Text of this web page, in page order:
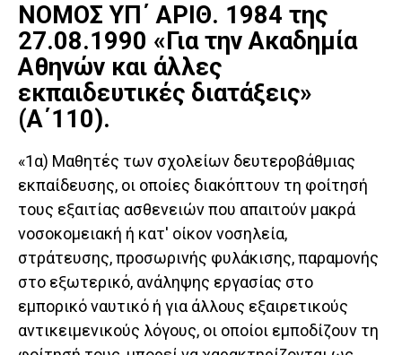
ΝΟΜΟΣ ΥΠ΄ ΑΡΙΘ. 1984 της
27.08.1990 «Για την Ακαδημία
Αθηνών και άλλες
εκπαιδευτικές διατάξεις»
(Α΄110).
«1α) Μαθητές των σχολείων δευτεροβάθμιας
εκπαίδευσης, οι οποίες διακόπτουν τη φοίτησή
τους εξαιτίας ασθενειών που απαιτούν μακρά
νοσοκομειακή ή κατ' οίκον νοσηλεία,
στράτευσης, προσωρινής φυλάκισης, παραμονής
στο εξωτερικό, ανάληψης εργασίας στο
εμπορικό ναυτικό ή για άλλους εξαιρετικούς
αντικειμενικούς λόγους, οι οποίοι εμποδίζουν τη